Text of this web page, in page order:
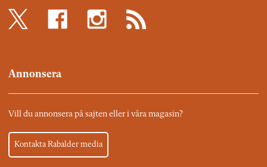
Annonsera
Vill du annonsera på sajten eller i våra magasin?
Kontakta Rabalder media